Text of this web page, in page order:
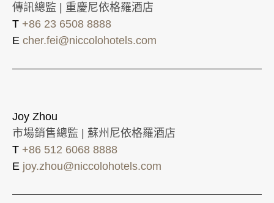
傳訊總監 | 重慶尼依格羅酒店
T +86 23 6508 8888
E cher.fei@niccolohotels.com
Joy Zhou
市場銷售總監 | 蘇州尼依格羅酒店
T +86 512 6068 8888
E joy.zhou@niccolohotels.com